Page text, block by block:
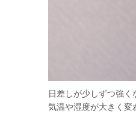
日差しが少しずつ強
気温や湿度が大きく変